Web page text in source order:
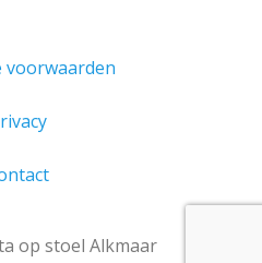
voorwaarden
op stoel Alkmaar